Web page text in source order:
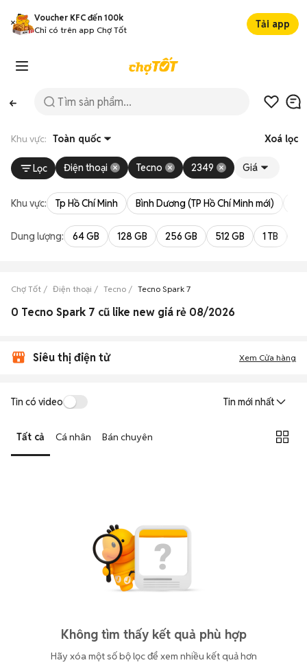
Voucher KFC đến 100k
Chỉ có trên app Chợ Tốt
Tải app
Khu vực: Toàn quốc Xoá lọc
Lọc Điện thoại Tecno 2349 Giá
Khu vực: Tp Hồ Chí Minh Bình Dương (TP Hồ Chí Minh mới)
Dung lượng: 64 GB 128 GB 256 GB 512 GB 1 TB
Chợ Tốt Điện thoại Tecno Tecno Spark 7
0 Tecno Spark 7 cũ like new giá rẻ 08/2026
Siêu thị điện tử Xem Cửa hàng
Tin có video Tin mới nhất
Tất cả Cá nhân Bán chuyên
Không tìm thấy kết quả phù hợp
Hãy xóa một số bộ lọc để xem nhiều kết quả hơn